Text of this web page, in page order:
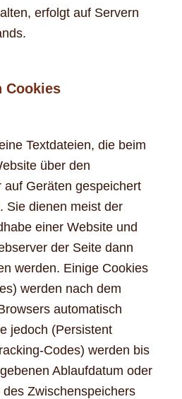
erfolgt auf Servern
Cookies
Textdateien, die beim
über den
auf Geräten gespeichert
Sie dienen meist der
einer Website und
der Seite dann
werden. Einige Cookies
werden nach dem
automatisch
jedoch (Persistent
Codes) werden bis
Ablaufdatum oder
Zwischenspeichers